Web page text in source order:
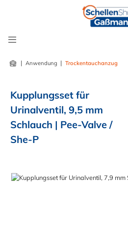
| Anwendung | Trockentauchanzug
Kupplungsset für
Urinalventil, 9,5 mm
Schlauch | Pee-Valve /
She-P
Bildergalerie überspringen